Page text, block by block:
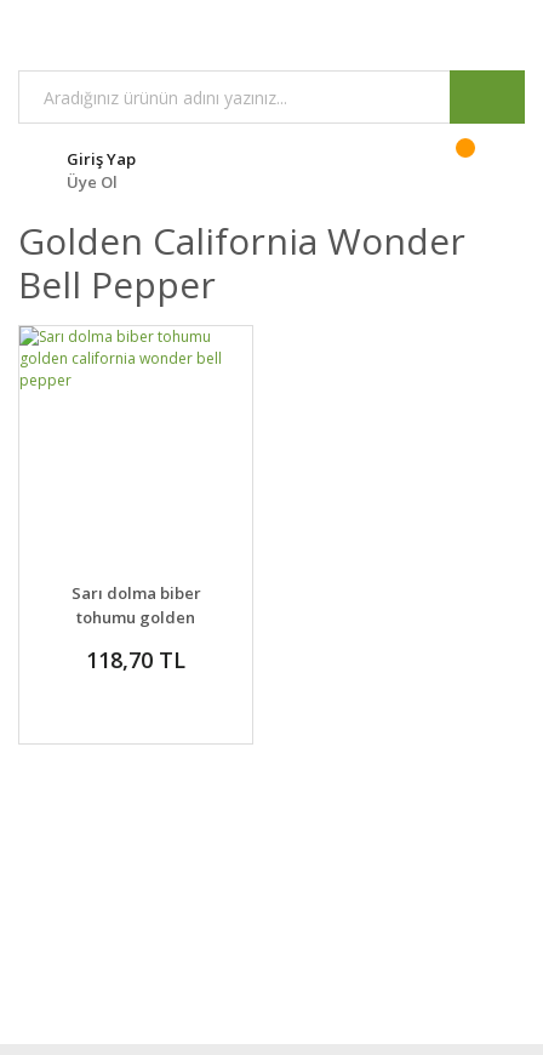
Giriş Yap
Üye Ol
Golden California Wonder
Bell Pepper
DETAYLAR SEPETE EKLE
Sarı dolma biber
tohumu golden
pepper
118,70 TL